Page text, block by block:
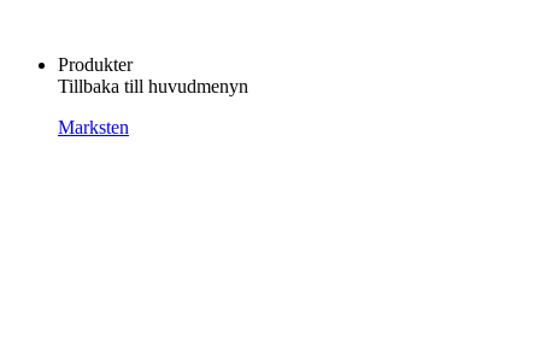
Produkter
Tillbaka till huvudmenyn
Marksten